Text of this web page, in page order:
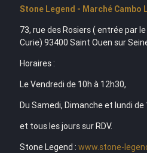
Stone Legend - Marché Cambo
73, rue des Rosiers ( entrée par
Curie) 93400 Saint Ouen sur
Horaires :
Le Vendredi de 10h à 12h30,
Du Samedi, Dimanche et lundi de
et tous les jours sur RDV.
Stone Legend : www.stone-